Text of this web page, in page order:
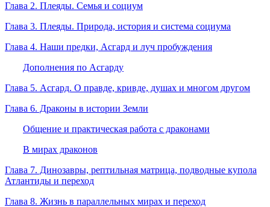
Глава 2. Плеяды. Семья и социум
Глава 3. Плеяды. Природа, история и система социума
Глава 4. Наши предки, Асгард и луч пробуждения
Дополнения по Асгарду
Глава 5. Асгард. О правде, кривде, душах и многом другом
Глава 6. Драконы в истории Земли
Общение и практическая работа с драконами
В мирах драконов
Глава 7. Динозавры, рептильная матрица, подводные купола
Атлантиды и переход
Глава 8. Жизнь в параллельных мирах и переход